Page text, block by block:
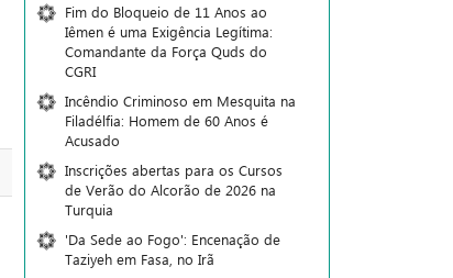
Fim do Bloqueio de 11 Anos ao
Iêmen é uma Exigência Legítima:
Comandante da Força Quds do
CGRI
Incêndio Criminoso em Mesquita na
Filadélfia: Homem de 60 Anos é
Acusado
Inscrições abertas para os Cursos
de Verão do Alcorão de 2026 na
Turquia
'Da Sede ao Fogo': Encenação de
Taziyeh em Fasa, no Irã